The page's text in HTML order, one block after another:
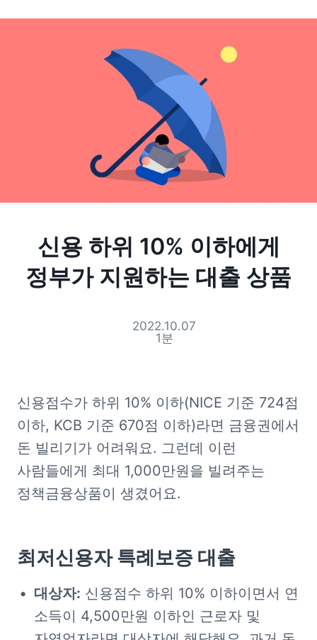
신용 하위 10% 이하에게
정부가 지원하는 대출 상품
2022.10.07
1분
신용점수가 하위 10% 이하(NICE 기준 724점
이하, KCB 기준 670점 이하)라면 금융권에서
돈 빌리기가 어려워요. 그런데 이런
사람들에게 최대 1,000만원을 빌려주는
정책금융상품이 생겼어요.
최저신용자 특례보증 대출
대상자: 신용점수 하위 10% 이하이면서 연
소득이 4,500만원 이하인 근로자 및